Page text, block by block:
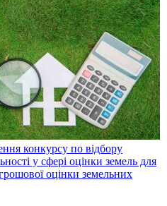
конкурсу по відбору
у сфері оцінки земель для
оцінки земельних